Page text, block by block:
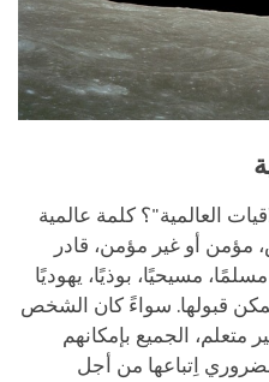
العالمية"؟ كلمة عالمية
أو غير مؤمن، قادر
مسيحيًا، بوذيًا، يهوديًا
قبولها. سواءً كان الشخص
متعلم، الجميع بإمكانهم
اِتباعها من أجل